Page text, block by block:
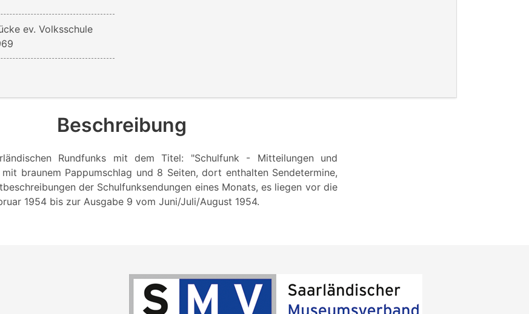
ev. Volksschule
Beschreibung
Rundfunks mit dem Titel: "Schulfunk - Mitteilungen und
mit braunem Pappumschlag und 8 Seiten, dort enthalten Sendetermine,
der Schulfunksendungen eines Monats, es liegen vor die
1954 bis zur Ausgabe 9 vom Juni/Juli/August 1954.